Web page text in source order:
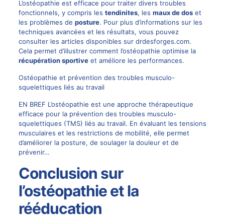
L’ostéopathie est efficace pour traiter divers troubles
fonctionnels, y compris les tendinites, les maux de doset
les problèmes de posture. Pour plus d’informations sur les
techniques avancées et les résultats, vous pouvez
consulter les articles disponibles sur drdesforges.com.
Cela permet d’illustrer comment l’ostéopathie optimise la
récupération sportiveet améliore les performances.
Ostéopathie et prévention des troubles musculo-
squelettiques liés au travail
EN BREF L’ostéopathie est une approche thérapeutique
efficace pour la prévention des troubles musculo-
squelettiques (TMS) liés au travail. En évaluant les tensions
musculaires et les restrictions de mobilité, elle permet
d’améliorer la posture, de soulager la douleur et de
prévenir…
Conclusion sur
l’ostéopathie et la
rééducation